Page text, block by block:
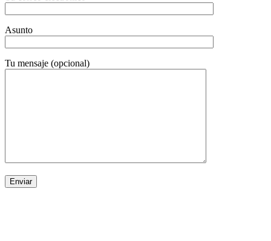
Asunto
Tu mensaje (opcional)